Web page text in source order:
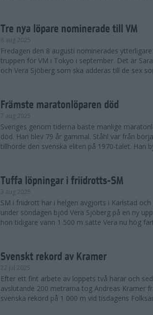
Tre nya löpare nominerade till VM
8 aug 2025
Fredagen den 8 augusti nominerades
truppen för VM i Tokyo i september. Det är
och Vera Sjöberg som ska adderas till de sex
Främste maratonlöparen död
7 aug 2025
Sveriges genom tiderna bäste manlige
död. Han blev 79 år gammal. Ståhl var från
tillhörde den svenska eliten på 1970-talet. Han
Tuffa löpningar i friidrotts-SM
3 aug 2025
SM i friidrott har i helgen avgjorts i Karlstad och
under söndagen bjöd Vera Sjöberg på en ny
hon tidigare vann 1 500 m satte Vera nu hög
Svenskt rekord av Kramer
22 jul 2025
Efter ett fint arbete av loppets två harar och
avslutande 200 metrarna tog Andreas Kramer
svenska rekord på 1 000 m vid tisdagens